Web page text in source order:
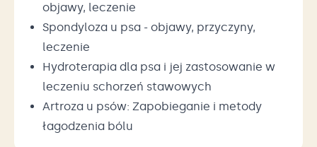
objawy, leczenie
Spondyloza u psa - objawy, przyczyny,
leczenie
Hydroterapia dla psa i jej zastosowanie w
leczeniu schorzeń stawowych
Artroza u psów: Zapobieganie i metody
łagodzenia bólu